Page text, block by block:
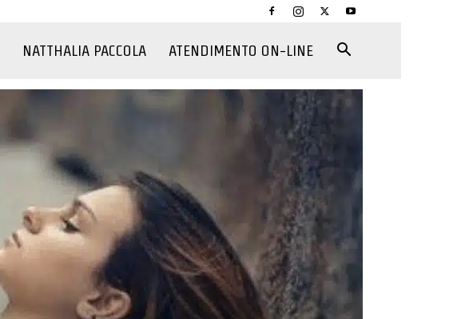
NATTHALIA PACCOLA ATENDIMENTO ON-LINE